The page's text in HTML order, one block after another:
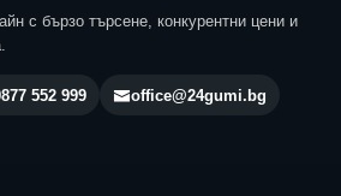
с бързо търсене, конкурентни цени и
552 999 office@24gumi.bg